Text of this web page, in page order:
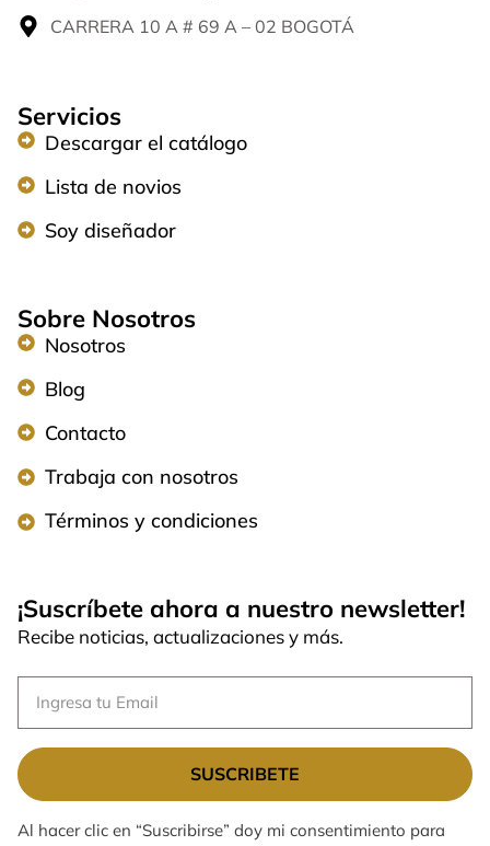
CARRERA 10 A # 69 A – 02 BOGOTÁ​
Servicios
Descargar el catálogo
Lista de novios
Soy diseñador
Sobre Nosotros
Nosotros
Blog
Contacto
Trabaja con nosotros
Términos y condiciones
¡Suscríbete ahora a nuestro newsletter!
Recibe noticias, actualizaciones y más.
SUSCRIBETE
Al hacer clic en “Suscribirse” doy mi consentimiento para